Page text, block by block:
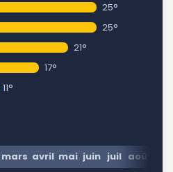
25°
25°
21°
17°
11°
mars avril mai juin juil août